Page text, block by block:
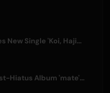
=LOVE Announces New Single 'Koi, Hajimemashita.' and Tokyo Dome Concerts
AliA Releases Post-Hiatus Album 'mate', Announces Tokyo Live